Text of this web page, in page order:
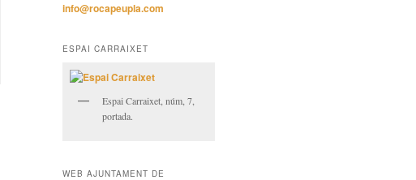
info@rocapeupla.com
ESPAI CARRAIXET
Espai Carraixet, núm, 7,
portada.
WEB AJUNTAMENT DE